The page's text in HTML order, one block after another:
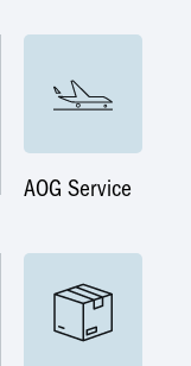
AOG Service